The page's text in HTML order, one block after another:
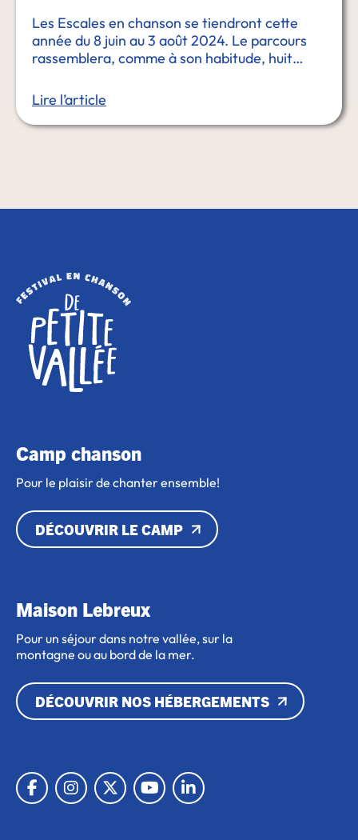
Les Escales en chanson se tiendront cette
année du 8 juin au 3 août 2024. Le parcours
rassemblera, comme à son habitude, huit
ensemble des ateliers, des résidences de …
Lire l’article
Camp chanson
Pour le plaisir de chanter ensemble!
DÉCOUVRIR LE CAMP
Maison Lebreux
Pour un séjour dans notre vallée, sur la
montagne ou au bord de la mer.
DÉCOUVRIR NOS HÉBERGEMENTS
Lien vers Facebook
Lien vers Instagram
Lien vers XLien vers Youtube
Lien vers Linkedin